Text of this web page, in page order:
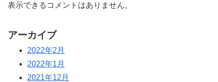
表示できるコメントはありません。
アーカイブ
2022年2月
2022年1月
2021年12月